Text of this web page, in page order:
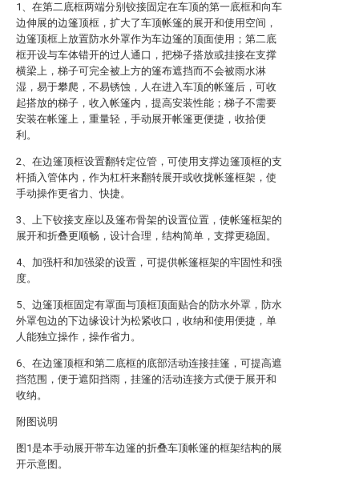
1、在第二底框两端分别铰接固定在车顶的第一底框和向车
边伸展的边篷顶框，扩大了车顶帐篷的展开和使用空间，
边篷顶框上放置防水外罩作为车边篷的顶面使用；第二底
框开设与车体错开的过人通口，把梯子搭放或挂接在支撑
横梁上，梯子可完全被上方的篷布遮挡而不会被雨水淋
湿，易于攀爬，不易锈蚀，人在进入车顶的帐篷后，可收
起搭放的梯子，收入帐篷内，提高安装性能；梯子不需要
安装在帐篷上，重量轻，手动展开帐篷更便捷，收拾便
利。
2、在边篷顶框设置翻转定位管，可使用支撑边篷顶框的支
杆插入管体内，作为杠杆来翻转展开或收拢帐篷框架，使
手动操作更省力、快捷。
3、上下铰接支座以及篷布骨架的设置位置，使帐篷框架的
展开和折叠更顺畅，设计合理，结构简单，支撑更稳固。
4、加强杆和加强梁的设置，可提供帐篷框架的牢固性和强
度。
5、边篷顶框固定有罩面与顶框顶面贴合的防水外罩，防水
外罩包边的下边缘设计为松紧收口，收纳和使用便捷，单
人能独立操作，操作省力。
6、在边篷顶框和第二底框的底部活动连接挂篷，可提高遮
挡范围，便于遮阳挡雨，挂篷的活动连接方式便于展开和
收纳。
附图说明
图1是本手动展开带车边篷的折叠车顶帐篷的框架结构的展
开示意图。